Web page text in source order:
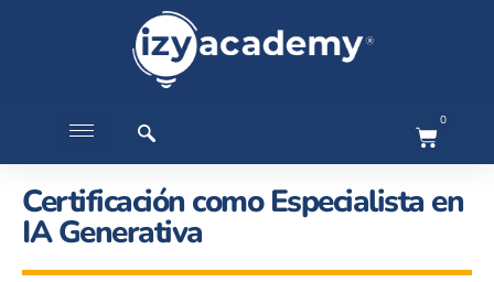
0
Certificación como Especialista en
IA Generativa